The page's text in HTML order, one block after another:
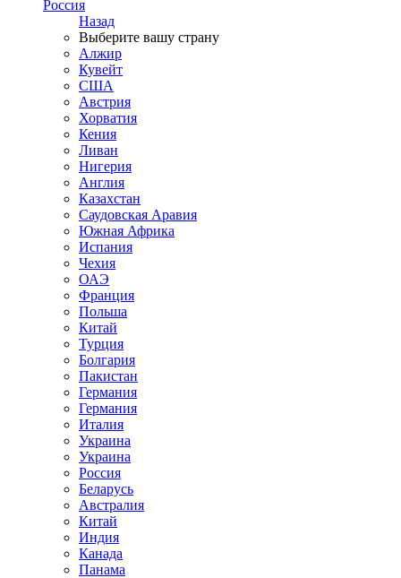
Россия
Назад
Выберите вашу страну
Алжир
Кувейт
США
Австрия
Хорватия
Кения
Ливан
Нигерия
Англия
Казахстан
Саудовская Аравия
Южная Африка
Испания
Чехия
ОАЭ
Франция
Польша
Китай
Турция
Болгария
Пакистан
Германия
Германия
Италия
Украина
Украина
Россия
Беларусь
Австралия
Китай
Индия
Канада
Панама